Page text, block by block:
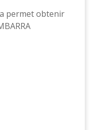
permet obtenir